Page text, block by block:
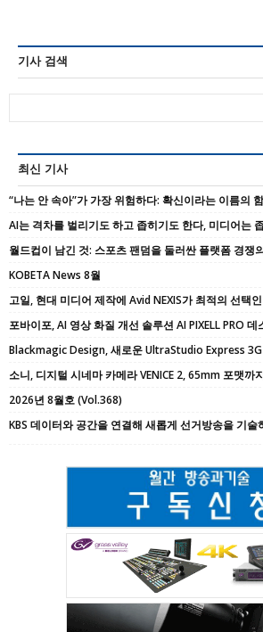
기사 검색
최신 기사
“나는 안 속아”가 가장 위험하다: 확신이라는 이름의
AI는 격차를 벌리기도 하고 좁히기도 한다, 미디어는
월드컵이 남긴 것: 스포츠 팬덤을 둘러싼 플랫폼 경쟁
KOBETA News 8월
고일, 현대 미디어 제작에 Avid NEXIS가 최적의 선택
포바이포, AI 영상 화질 개선 솔루션 AI PIXELL PRO
Blackmagic Design, 새로운 UltraStudio Express
소니, 디지털 시네마 카메라 VENICE 2, 65mm 포맷까
2026년 8월호 (Vol.368)
KBS 데이터와 공간을 연결해 새롭게 선거방송을 기술